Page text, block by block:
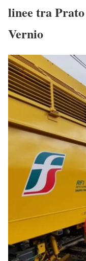
linee tra
Vernio